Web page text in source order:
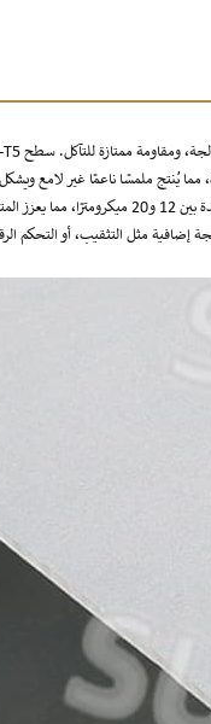
يُنتج ملمسًا ناعمًا غير لامع